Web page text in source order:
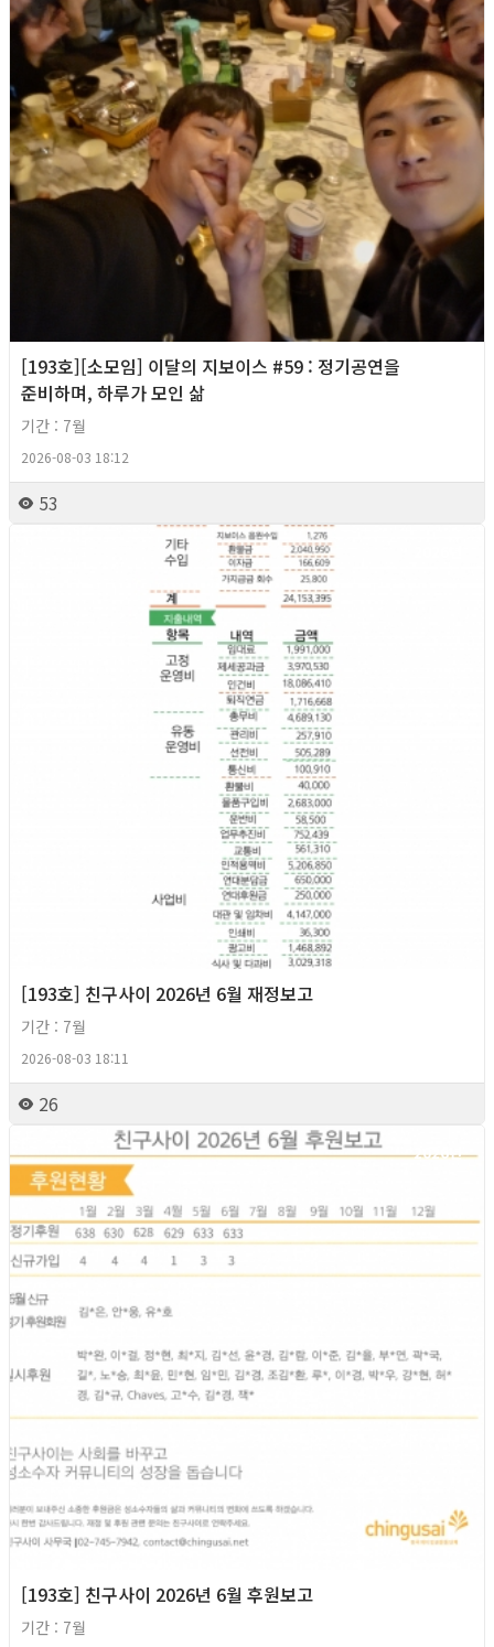
[193호][소모임] 이달의 지보이스 #59 : 정기공연을
준비하며, 하루가 모인 삶
기간 : 7월
2026-08-03 18:12
53
[193호] 친구사이 2026년 6월 재정보고
기간 : 7월
2026-08-03 18:11
26
2026년
[193호] 친구사이 2026년 6월 후원보고
기간 : 7월